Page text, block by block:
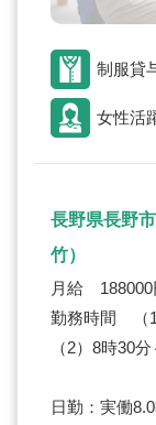
制服貸
女性活
長野県長野
竹）
月給 188000
勤務時間 （1
（2）8時30
日勤：実働